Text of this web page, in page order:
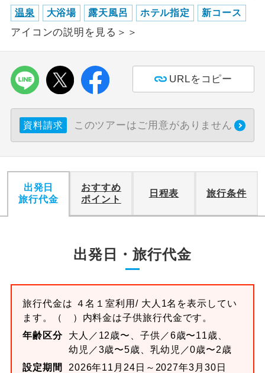
温泉 大浴場 露天風呂 ホテル指定 新コース
アイコンの説明を見る＞＞
URLをコピー
資料請求 このツアーはご用意がありません
出発日
旅行代金
おすすめ
ポイント
日程表 旅行条件
出発日・旅行代金
旅行代金は ４名１室利用/ 大人1名を表示してい
ます。
（ ）内料金は子供旅行代金です。
年齢区分
大人／12歳〜、子供／6歳〜11歳、
幼児／3歳〜5歳、乳幼児／0歳〜2歳
設定期間
2026年11月24日～2027年3月30日
ホテル指定
す。
ス2席利用
す。